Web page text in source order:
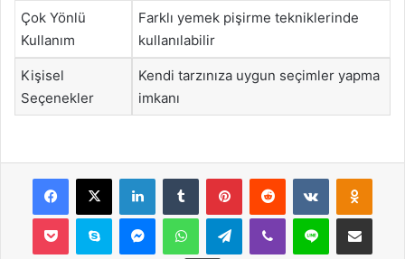
Çok Yönlü
Kullanım
Farklı yemek pişirme tekniklerinde
kullanılabilir
Kişisel
Seçenekler
Kendi tarzınıza uygun seçimler yapma
imkanı
Facebook
X LinkedInTumblr PinterestReddit VKontakte
Pocket Skype MessengerWhatsAppTelegramViber Line E-Posta ile